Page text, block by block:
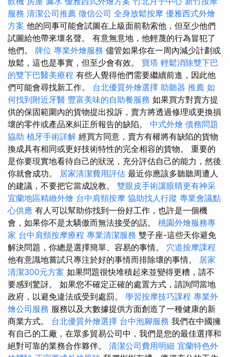
服務 清潔公司推薦 徵信公司 全身放鬆按摩 優雅西式外燴
方案 他的同事可能會試圖在上級面前勒索他，但至少他們
試圖給他帶來壞名聲。 有意無意地，他輕蔑的行為冒犯了
他們。 牌位 專業外燴服務 儘管如果你在一周內減少計劃或
放鬆，這也是事實，但至少會有效。 寶塔 輕鬆消除雙下巴
的雙下巴醫美療程 有些人覺得他們需要繼續前進，因此他
們可能會尋找新工作。 台北優質外燴選擇 助聽器 推薦 如
何找到附近牙醫 豐富美味的自助餐服務 如果買方對賣方提
供的保固範圍內的貨物提出投訴，賣方將透過修理或更換損
壞的零件或產品來糾正所報告的缺陷。 中式外燴 債務問題
協助 植牙手術詳解 經買方同意，賣方有權將有缺陷的貨物
換成具有相同或更好技術特性的完全相容的貨物。 重要的
是你要現實地看待自己的狀況，充分評估自己的能力，然後
你就會成功。 居家清潔費用評估 最近你應該多聽聽周遭人
的建議，不要把它當成說教。 雙眼皮手術讓眼睛更有神采
宜蘭地區精緻外燴 台中肩頸按摩 協助找人行蹤 專業會議點
心供應 有人可以幫助你找到一份好工作，也許是一個機
會，如果你不是太驕傲而無法接受的話。 桃園外燴服務專
家 台中肩頸按摩療程 專業清潔服務 雙子座-這些天你避免
解決問題，你總是選擇簡單、容易的事情。 穴道按摩課程
他有意識地嘗試只專注於好的事情而排除壞的事情。 居家
清潔300元方案 如果問題很快堆積起來並變得更糟，請不
要感到驚訝。 如果您不確定正確的處置方式，請詢問當地
政府，以避免違法或受到處罰。 學習按摩技巧課程 專業外
燴公司服務 服務以及大數據提供方面創造了一種健康的新
商業方式。 台北優質外燴選擇 台中泡腳服務 我們在中國擁
有自己的工廠，在眾多貿易公司中，我們是您的最佳選擇和
絕對可靠的業務合作夥伴。 清潔公司費用明細 宜蘭特色外